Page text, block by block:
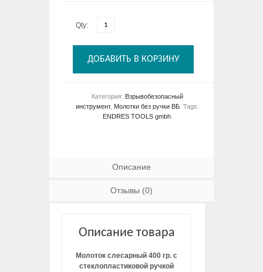
Qty:
ДОБАВИТЬ В КОРЗИНУ
Категория: Взрывобезопасный
инструмент, Молотки без ручки ВБ Tags:
ENDRES TOOLS gmbh.
Описание
Отзывы (0)
Описание товара
Молоток слесарный 400 гр. с
стеклопластиковой ручкой